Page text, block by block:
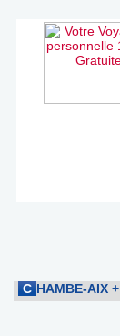
C HAMBE-AIX +